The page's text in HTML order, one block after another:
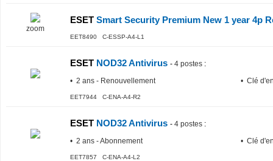
zoom
ESET Smart Security Premium New 1 year 4p
EET8490 C-ESSP-A4-L1
ESET NOD32 Antivirus - 4 postes :
• 2 ans - Renouvellement
• Clé
EET7944 C-ENA-A4-R2
ESET NOD32 Antivirus - 4 postes :
• 2 ans - Abonnement
• Clé
EET7857 C-ENA-A4-L2